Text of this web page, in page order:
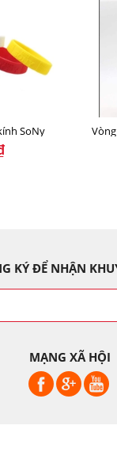
SoNy
KÝ ĐỂ NHẬN
MẠNG XÃ HỘI